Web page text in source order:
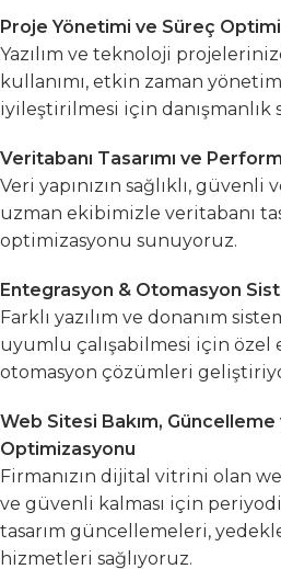
Proje Yönetimi ve Süreç
Yazılım ve teknoloji
kullanımı, etkin zaman
iyileştirilmesi için danışmanlık
Veritabanı Tasarımı ve
Veri yapınızın sağlıklı, güvenli
uzman ekibimizle veritabanı
optimizasyonu sunuyoruz.
Entegrasyon & Otomasyon
Farklı yazılım ve donanım
uyumlu çalışabilmesi için özel
otomasyon çözümleri
Web Sitesi Bakım,
Optimizasyonu
Firmanızın dijital vitrini olan
ve güvenli kalması için
tasarım güncellemeleri,
hizmetleri sağlıyoruz.